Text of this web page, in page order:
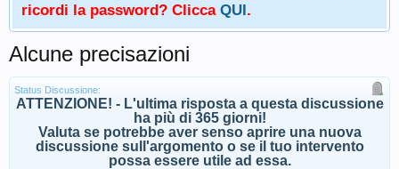
ricordi la password? Clicca QUI.
Alcune precisazioni
Status Discussione:
ATTENZIONE! - L'ultima risposta a questa discussione
ha più di 365 giorni!
Valuta se potrebbe aver senso aprire una nuova
discussione sull'argomento o se il tuo intervento
possa essere utile ad essa.